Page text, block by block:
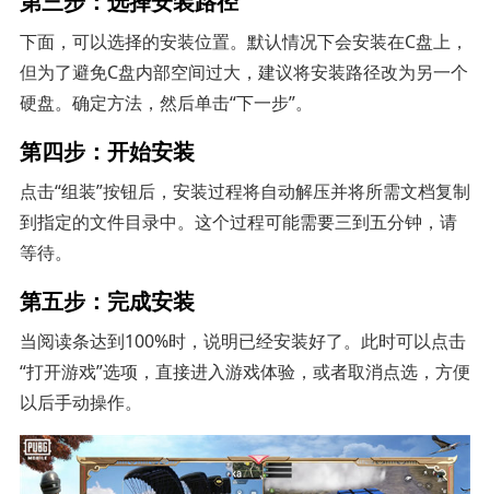
下面，可以选择的安装位置。默认情况下会安装在C盘上，
但为了避免C盘内部空间过大，建议将安装路径改为另一个
硬盘。确定方法，然后单击“下一步”。
第四步：开始安装
点击“组装”按钮后，安装过程将自动解压并将所需文档复制
到指定的文件目录中。这个过程可能需要三到五分钟，请
等待。
第五步：完成安装
当阅读条达到100%时，说明已经安装好了。此时可以点击
“打开游戏”选项，直接进入游戏体验，或者取消点选，方便
以后手动操作。